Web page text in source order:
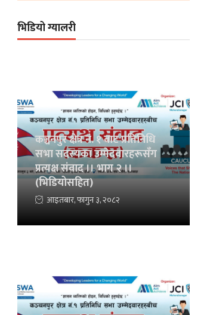
भिडियो ग्यालरी
कञ्चनपुर क्षेत्र नं. १ बाट प्रतिनिधि
सभा सदस्यका उम्मेदवारहरूसँग
प्रत्यक्ष संवाद ।। भाग २ ।।
(भिडियोसहित)
आइतबार, फागुन ३, २०८२